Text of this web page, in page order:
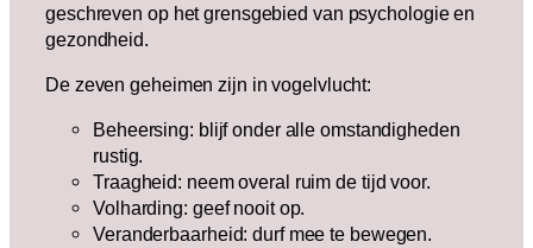
geschreven op het grensgebied van psychologie en
gezondheid.
De zeven geheimen zijn in vogelvlucht:
Beheersing: blijf onder alle omstandigheden
rustig.
Traagheid: neem overal ruim de tijd voor.
Volharding: geef nooit op.
Veranderbaarheid: durf mee te bewegen.